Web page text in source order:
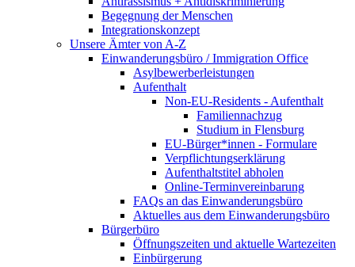
Begegnung der Menschen
Integrationskonzept
Unsere Ämter von A-Z
Einwanderungsbüro / Immigration Office
Asylbewerberleistungen
Aufenthalt
Non-EU-Residents - Aufenthalt
Familiennachzug
Studium in Flensburg
EU-Bürger*innen - Formulare
Verpflichtungserklärung
Aufenthaltstitel abholen
Online-Terminvereinbarung
FAQs an das Einwanderungsbüro
Aktuelles aus dem Einwanderungsbüro
Bürgerbüro
Öffnungszeiten und aktuelle Wartezeiten
Einbürgerung